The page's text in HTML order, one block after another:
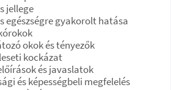
jellege
egészségre gyakorolt hatása
okok és tényezők
kockázat
és javaslatok
és képességbeli megfelelés